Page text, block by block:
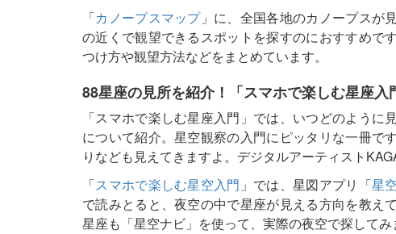
「カノープスマップ」に、全国各地のカノープスが
の近くで観望できるスポットを探すのにおすすめです
つけ方や観望方法などをまとめています。
88星座の見所を紹介！「スマホで楽しむ星座入
「スマホで楽しむ星座入門」では、いつどのよう
について紹介。星空観察の入門にピッタリな一冊で
りなども見えてきますよ。デジタルアーティスト
「スマホで楽しむ星空入門 」では、星図アプリ「星
で読みとると、夜空の中で星座が見える方向を教え
星座も「星空ナビ」を使って、実際の夜空で探してみ